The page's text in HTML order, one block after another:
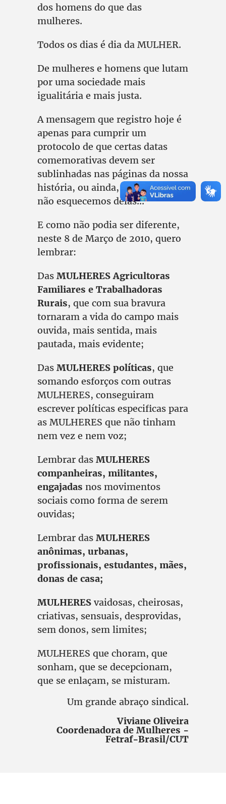
dos homens do que das
mulheres.
Todos os dias é dia da MULHER.
De mulheres e homens que lutam
por uma sociedade mais
igualitária e mais justa.
A mensagem que registro hoje é
apenas para cumprir um
protocolo de que certas datas
comemorativas devem ser
sublinhadas nas páginas da nossa
história, ou ainda, para dizer que
não esquecemos delas...
E como não podia ser diferente,
neste 8 de Março de 2010, quero
lembrar:
Das MULHERES Agricultoras
Familiares e Trabalhadoras
Rurais, que com sua bravura
tornaram a vida do campo mais
ouvida, mais sentida, mais
pautada, mais evidente;
Das MULHERES políticas, que
somando esforços com outras
MULHERES, conseguiram
escrever políticas especificas para
as MULHERES que não tinham
nem vez e nem voz;
Lembrar das MULHERES
companheiras, militantes,
engajadas nos movimentos
sociais como forma de serem
ouvidas;
Lembrar das MULHERES
anônimas, urbanas,
profissionais, estudantes, mães,
donas de casa;
MULHERES vaidosas, cheirosas,
criativas, sensuais, desprovidas,
sem donos, sem limites;
MULHERES que choram, que
sonham, que se decepcionam,
que se enlaçam, se misturam.
Um grande abraço sindical.
Viviane Oliveira
Coordenadora de Mulheres -
Fetraf-Brasil/CUT